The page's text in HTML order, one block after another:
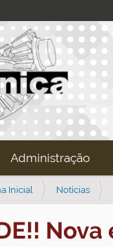
Administração
Inicial Notícias